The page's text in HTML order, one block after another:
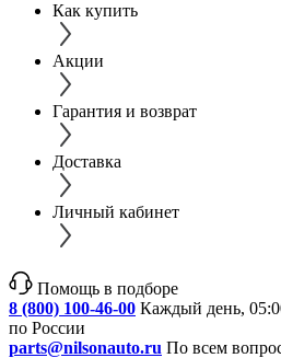
Как купить
Акции
Гарантия и возврат
Доставка
Личный кабинет
Помощь в подборе
8 (800) 100-46-00 Каждый день,
по России
parts@nilsonauto.ru По всем